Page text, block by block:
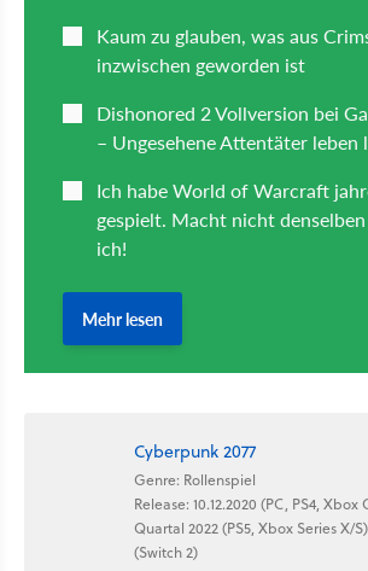
Cyberpunk 2077
Genre: Rollenspiel
Release: 10.12.2020 (PC, PS4, Xbox
Quartal 2022 (PS5, Xbox Series X/
(Switch 2)